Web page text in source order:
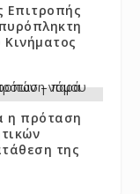
Επιτροπής
Κινήματος
η πρόταση
της